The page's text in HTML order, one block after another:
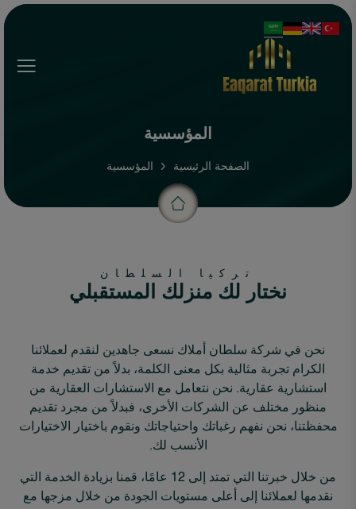
Menu
المؤسسية
الصفحة الرئيسية المؤسسية
تركيا السلطان
نختار لك منزلك المستقبلي
نحن في شركة سلطان أملاك نسعى جاهدين لنقدم لعملائنا
الكرام تجربة مثالية بكل معنى الكلمة، بدلاً من تقديم خدمة
استشارية عقارية. نحن نتعامل مع الاستشارات العقارية من
منظور مختلف عن الشركات الأخرى، فبدلاً من مجرد تقديم
محفظتنا، نحن نفهم رغباتك واحتياجاتك ونقوم باختيار الاختيارات
الأنسب لك.
من خلال خبرتنا التي تمتد إلى 12 عامًا، قمنا بزيادة الخدمة التي
نقدمها لعملائنا إلى أعلى مستويات الجودة من خلال مزجها مع